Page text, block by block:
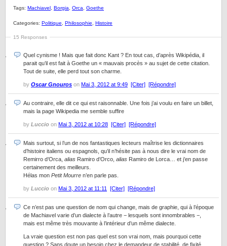
Tags: Machiavel Borgia Orca Goethe
Categories: Politique Philosophie Histoire
15 Responses
Quel cynisme ! Mais que fait donc Kant ? En tout cas, d’après Wikipédia, il
parait qu’il est fait à Goethe un « mauvais procès » au sujet de cette citation.
Tout de suite, elle perd tout son charme.
by Oscar Gnouros on Mai 3, 2012 at 9:49 [Citer] [Répondre]
Au contraire, elle dit ce qui est raisonnable. Une fois j’ai voulu en faire un billet,
mais la page Wikipedia me semble suffire
by Luccio on Mai 3, 2012 at 10:28 [Citer] [Répondre]
Mais surtout, si l’un de nos fantastiques lecteurs maîtrise les dictionnaires
d’histoire italiens ou espagnols, qu’il n’hésite pas à nous dire le vrai nom de
Remirro d’Orca, alias Ramiro d’Orco, alias Ramiro de Lorca… et j’en passe
certainement des meilleurs.
Hélas mon Petit Mourre n’en parle pas.
by Luccio on Mai 3, 2012 at 11:11 [Citer] [Répondre]
Ce n’est pas une question de nom qui change, mais de graphie, qui à l’époque
de Machiavel varie d’un dialecte à l’autre − lesquels sont innombrables −,
mais est même très mouvante à l’intérieur d’un même dialecte.
La vraie question est non pas quel est son vrai nom, mais pourquoi cette
question ? Sans doute un besoin chez le demandeur de stabilité, de fixité,